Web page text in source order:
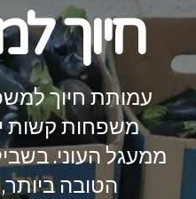
חיוך
עמותת חיוך
משפחות קשות
ממעגל העוני.
הטובה ביותר,